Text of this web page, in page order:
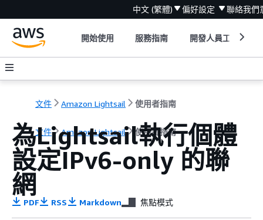
中文 (繁體) 偏好設定 聯絡我們
開始使用 服務指南 開發人員工具
文件 Amazon Lightsail 使用者指南
文件 Amazon Lightsail 使用者指南
為Lightsail執行個體
設定IPv6-only 的聯
網
PDF RSS Markdown 焦點模式